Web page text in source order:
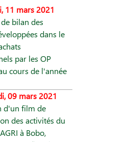
11 mars 2021
bilan des
dans le
par les OP
cours de l'année
09 mars 2021
d'un film de
des activités du
à Bobo,